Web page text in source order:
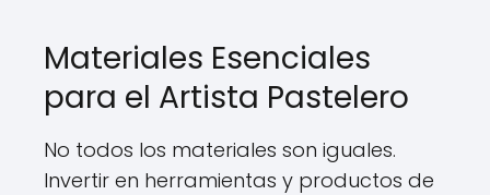
Materiales Esenciales
para el Artista Pastelero
No todos los materiales son iguales.
Invertir en herramientas y productos de